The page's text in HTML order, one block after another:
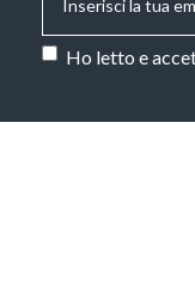
Consenso*
Ho letto e